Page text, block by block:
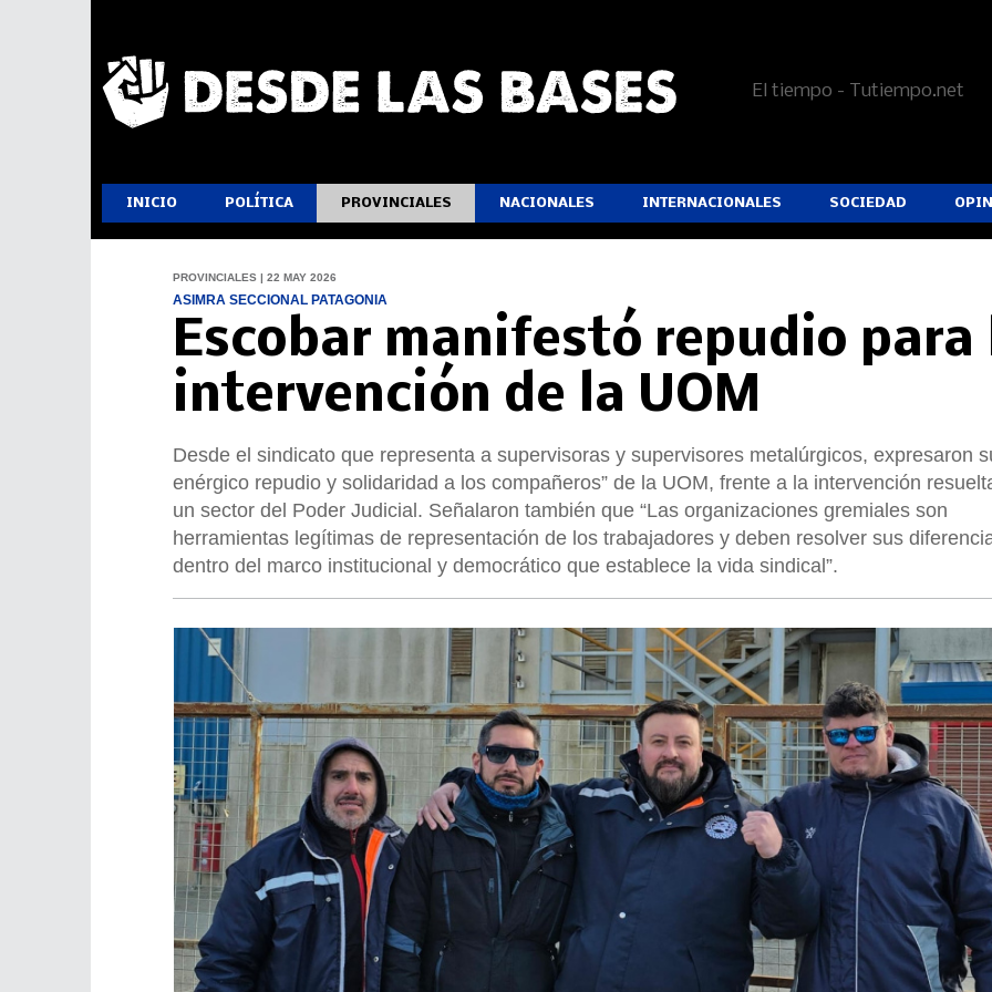
El tiempo - Tutiempo.net
INICIO POLÍTICA PROVINCIALES NACIONALES INTERNACIONALES SOCIEDAD
PROVINCIALES | 22 MAY 2026
ASIMRA SECCIONAL PATAGONIA
Escobar manifestó repudio para
intervención de la UOM
Desde el sindicato que representa a supervisoras y supervisores metalúrgicos, expresaron
enérgico repudio y solidaridad a los compañeros” de la UOM, frente a la intervención
un sector del Poder Judicial. Señalaron también que “Las organizaciones gremiales son
herramientas legítimas de representación de los trabajadores y deben resolver sus
dentro del marco institucional y democrático que establece la vida sindical”.